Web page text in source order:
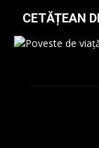
CETĂȚEAN